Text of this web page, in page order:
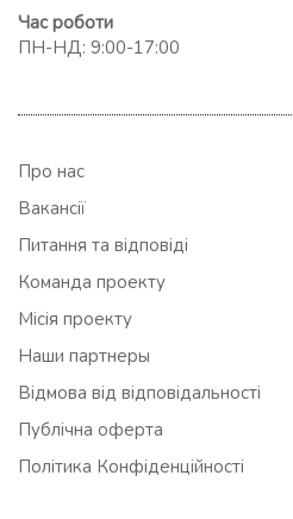
Час роботи
ПН-НД: 9:00-17:00
Про нас
Вакансії
Питання та відповіді
Команда проекту
Місія проекту
Наши партнеры
Відмова від відповідальності
Публічна оферта
Політика Конфіденційності